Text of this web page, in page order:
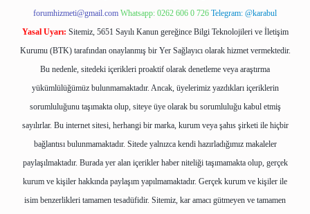
forumhizmeti@gmail.com Whatsapp: 0262 606 0 726 Telegram: @karabul
Yasal Uyarı: Sitemiz, 5651 Sayılı Kanun gereğince Bilgi Teknolojileri ve İletişim
Kurumu (BTK) tarafından onaylanmış bir Yer Sağlayıcı olarak hizmet vermektedir.
Bu nedenle, sitedeki içerikleri proaktif olarak denetleme veya araştırma
yükümlülüğümüz bulunmamaktadır. Ancak, üyelerimiz yazdıkları içeriklerin
sorumluluğunu taşımakta olup, siteye üye olarak bu sorumluluğu kabul etmiş
sayılırlar. Bu internet sitesi, herhangi bir marka, kurum veya şahıs şirketi ile hiçbir
bağlantısı bulunmamaktadır. Sitede yalnızca kendi hazırladığımız makaleler
paylaşılmaktadır. Burada yer alan içerikler haber niteliği taşımamakta olup, gerçek
kurum ve kişiler hakkında paylaşım yapılmamaktadır. Gerçek kurum ve kişiler ile
isim benzerlikleri tamamen tesadüfidir. Sitemiz, kar amacı gütmeyen ve tamamen